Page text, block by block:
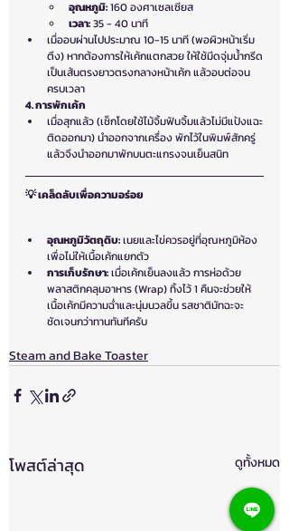
อุณหภูมิ: 160 องศาเซลเซียส
เวลา: 35 - 40 นาที
เมื่ออบผ่านไปประมาณ 10-15 นาที (พอผิวหน้าเริ่ม
ตึง) หากต้องการให้เค้กแตกสวย ให้ใช้มีดจุ่มน้ำกรีด
เป็นเส้นตรงยาวตรงกลางหน้าเค้ก แล้วอบต่อจน
ครบเวลา
4. การพักเค้ก
เมื่อสุกแล้ว (เช็กโดยใช้ไม้จิ้มฟันจิ้มแล้วไม่มีแป้งแฉะ
ติดออกมา) นำออกจากเครื่อง พักไว้ในพิมพ์สักครู่
แล้วจึงนำออกมาพักบนตะแกรงจนเย็นสนิท
💡 เคล็ดลับเพื่อความอร่อย
อุณหภูมิวัตถุดิบ: เนยและไข่ควรอยู่ที่อุณหภูมิห้อง
เพื่อไม่ให้เนื้อเค้กแยกตัว
การเก็บรักษา: เมื่อเค้กเย็นลงแล้ว การห่อด้วย
พลาสติกคลุมอาหาร (Wrap) ทิ้งไว้ 1 คืนจะช่วยให้
เนื้อเค้กมีความฉ่ำและนุ่มนวลขึ้น รสชาติมัทฉะจะ
ชัดเจนกว่าทานทันทีครับ
Steam and Bake Toaster
โพสต์ล่าสุด ดูทั้งหมด